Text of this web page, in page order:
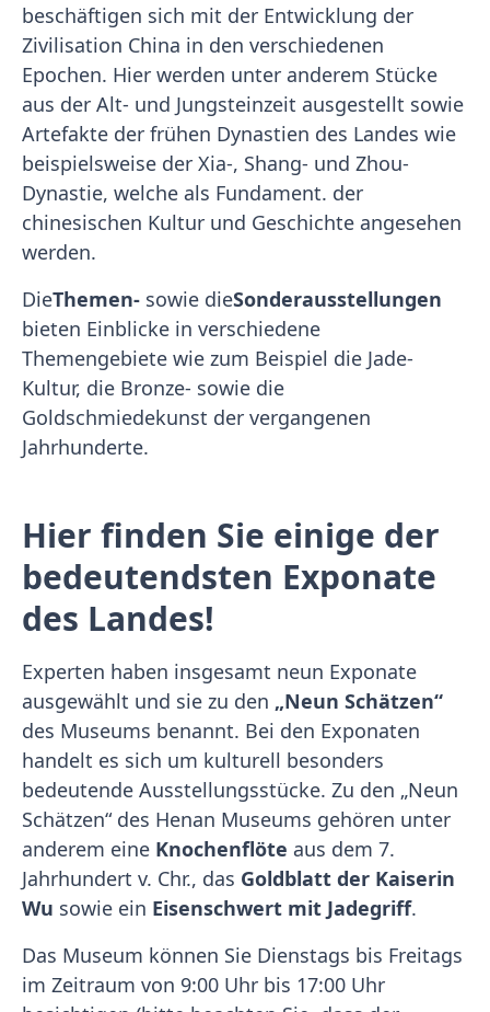
beschäftigen sich mit der Entwicklung der
Zivilisation China in den verschiedenen
Epochen. Hier werden unter anderem Stücke
aus der Alt- und Jungsteinzeit ausgestellt sowie
Artefakte der frühen Dynastien des Landes wie
beispielsweise der Xia-, Shang- und Zhou-
Dynastie, welche als Fundament. der
chinesischen Kultur und Geschichte angesehen
werden.
DieThemen- sowie dieSonderausstellungen
bieten Einblicke in verschiedene
Themengebiete wie zum Beispiel die Jade-
Kultur, die Bronze- sowie die
Goldschmiedekunst der vergangenen
Jahrhunderte.
Hier finden Sie einige der
bedeutendsten Exponate
des Landes!
Experten haben insgesamt neun Exponate
ausgewählt und sie zu den „Neun Schätzen“
des Museums benannt. Bei den Exponaten
handelt es sich um kulturell besonders
bedeutende Ausstellungsstücke. Zu den „Neun
Schätzen“ des Henan Museums gehören unter
anderem eine Knochenflöte aus dem 7.
Jahrhundert v. Chr., das Goldblatt der Kaiserin
Wu sowie ein Eisenschwert mit Jadegriff.
Das Museum können Sie Dienstags bis Freitags
im Zeitraum von 9:00 Uhr bis 17:00 Uhr